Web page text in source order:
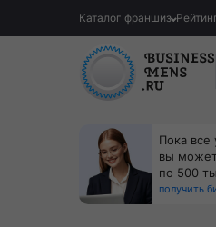
Каталог франшиз
Пока все
вы
по 500
получить